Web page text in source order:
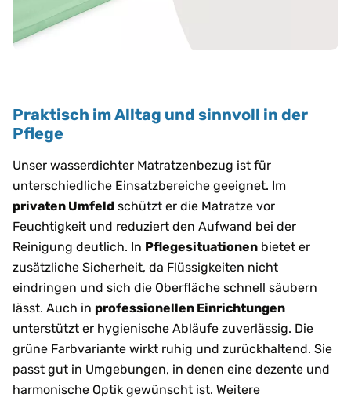
Praktisch im Alltag und sinnvoll in der
Pflege
Unser wasserdichter Matratzenbezug ist für
unterschiedliche Einsatzbereiche geeignet. Im
privaten Umfeld schützt er die Matratze vor
Feuchtigkeit und reduziert den Aufwand bei der
Reinigung deutlich. In Pflegesituationen bietet er
zusätzliche Sicherheit, da Flüssigkeiten nicht
eindringen und sich die Oberfläche schnell säubern
lässt. Auch in professionellen Einrichtungen
unterstützt er hygienische Abläufe zuverlässig. Die
grüne Farbvariante wirkt ruhig und zurückhaltend. Sie
passt gut in Umgebungen, in denen eine dezente und
harmonische Optik gewünscht ist. Weitere